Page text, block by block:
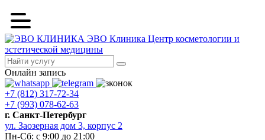
ЭВО Клиника Центр косметологии и
эстетической медицины
Онлайн запись
+7 (812) 317-72-34
+7 (993) 078-62-63
г. Санкт-Петербург
ул. Заозерная дом 3, корпус 2
Пн-Сб: с 9:00 до 21:00